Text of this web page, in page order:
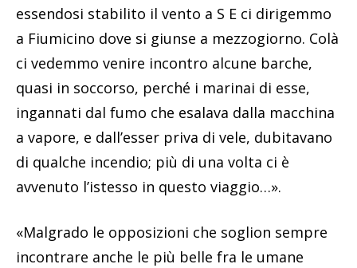
essendosi stabilito il vento a S E ci dirigemmo
a Fiumicino dove si giunse a mezzogiorno. Colà
ci vedemmo venire incontro alcune barche,
quasi in soccorso, perché i marinai di esse,
ingannati dal fumo che esalava dalla macchina
a vapore, e dall’esser priva di vele, dubitavano
di qualche incendio; più di una volta ci è
avvenuto l’istesso in questo viaggio…».
«Malgrado le opposizioni che soglion sempre
incontrare anche le più belle fra le umane